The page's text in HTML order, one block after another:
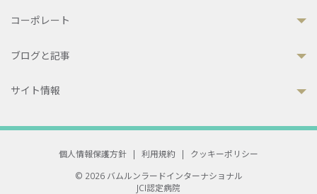
コーポレート
ブログと記事
サイト情報
個人情報保護方針 | 利用規約 |
クッキーポリシー
© 2026 バムルンラードインターナショナル
JCI認定病院